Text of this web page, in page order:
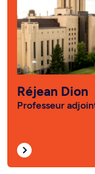
Réjean Dion
Professeur